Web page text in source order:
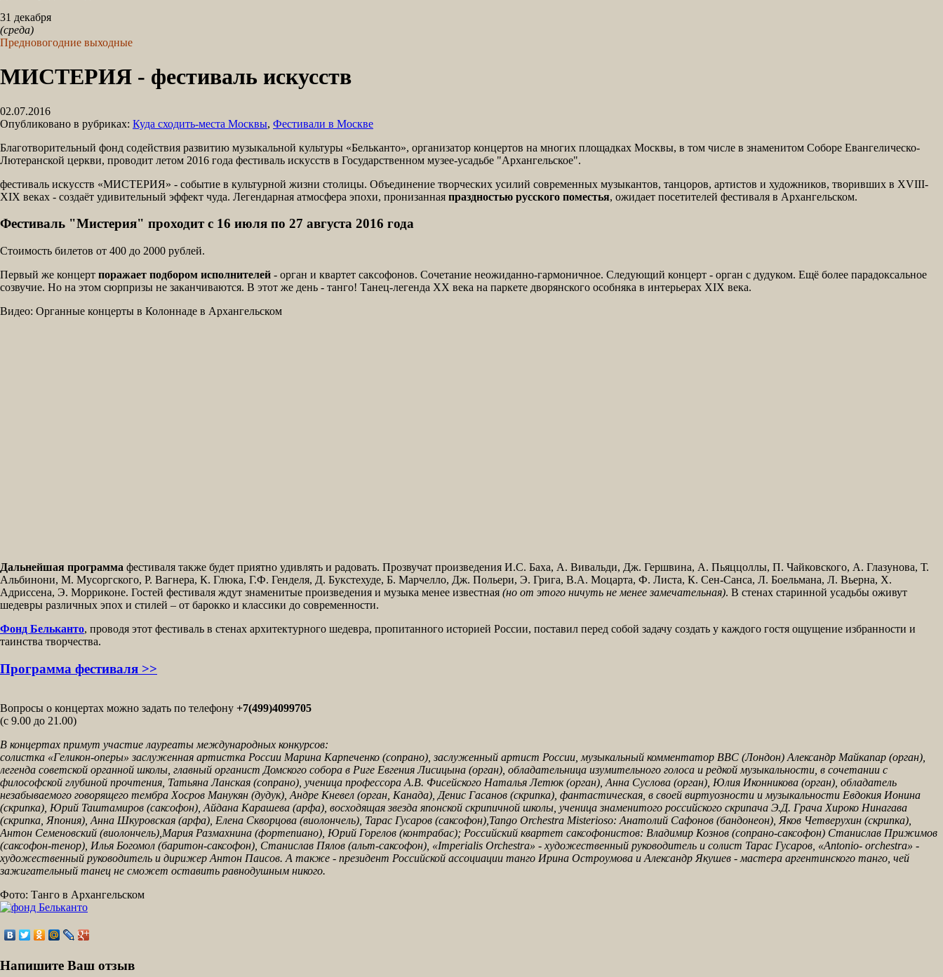
31 декабря
(среда)
Предновогодние выходные
МИСТЕРИЯ - фестиваль искусств
02.07.2016
Опубликовано в рубриках: Куда сходить-места Москвы, Фестивали в Москве
Благотворительный фонд содействия развитию музыкальной культуры «Бельканто», организатор концертов на многих площадках Москвы, в том числе в знаменитом Соборе Евангелическо-
Лютеранской церкви, проводит летом 2016 года фестиваль искусств в Государственном музее-усадьбе "Архангельское".
фестиваль искусств «МИСТЕРИЯ» - событие в культурной жизни столицы. Объединение творческих усилий современных музыкантов, танцоров, артистов и художников, творивших в XVIII-
XIX веках - создаёт удивительный эффект чуда. Легендарная атмосфера эпохи, пронизанная праздностью русского поместья, ожидает посетителей фестиваля в Архангельском.
Фестиваль "Мистерия" проходит с 16 июля по 27 августа 2016 года
Стоимость билетов от 400 до 2000 рублей.
Первый же концерт поражает подбором исполнителей - орган и квартет саксофонов. Сочетание неожиданно-гармоничное. Следующий концерт - орган с дудуком. Ещё более парадоксальное
созвучие. Но на этом сюрпризы не заканчиваются. В этот же день - танго! Танец-легенда XX века на паркете дворянского особняка в интерьерах XIX века.
Видео: Органные концерты в Колоннаде в Архангельском
Дальнейшая программа фестиваля также будет приятно удивлять и радовать. Прозвучат произведения И.С. Баха, А. Вивальди, Дж. Гершвина, А. Пьяццоллы, П. Чайковского, А. Глазунова, Т.
Альбинони, М. Мусоргского, Р. Вагнера, К. Глюка, Г.Ф. Генделя, Д. Букстехуде, Б. Марчелло, Дж. Польери, Э. Грига, В.А. Моцарта, Ф. Листа, К. Сен-Санса, Л. Боельмана, Л. Вьерна, Х.
Адриссена, Э. Морриконе. Гостей фестиваля ждут знаменитые произведения и музыка менее известная (но от этого ничуть не менее замечательная). В стенах старинной усадьбы оживут
шедевры различных эпох и стилей – от барокко и классики до современности.
Фонд Бельканто, проводя этот фестиваль в стенах архитектурного шедевра, пропитанного историей России, поставил перед собой задачу создать у каждого гостя ощущение избранности и
таинства творчества.
Программа фестиваля >>
Вопросы о концертах можно задать по телефону +7(499)4099705
(с 9.00 до 21.00)
В концертах примут участие лауреаты международных конкурсов:
солистка «Геликон-оперы» заслуженная артистка России Марина Карпеченко (сопрано), заслуженный артист России, музыкальный комментатор BBC (Лондон) Александр Майкапар (орган),
легенда советской органной школы, главный органист Домского собора в Риге Евгения Лисицына (орган), обладательница изумительного голоса и редкой музыкальности, в сочетании с
философской глубиной прочтения, Татьяна Ланская (сопрано), ученица профессора А.В. Фисейского Наталья Летюк (орган), Анна Суслова (орган), Юлия Иконникова (орган), обладатель
незабываемого говорящего тембра Хосров Манукян (дудук), Андре Кневел (орган, Канада), Денис Гасанов (скрипка), фантастическая, в своей виртуозности и музыкальности Евдокия Ионина
(скрипка), Юрий Таштамиров (саксофон), Айдана Карашева (арфа), восходящая звезда японской скрипичной школы, ученица знаменитого российского скрипача Э.Д. Грача Хироко Нинагава
(скрипка, Япония), Анна Шкуровская (арфа), Елена Скворцова (виолончель), Тарас Гусаров (саксофон),Tango Orchestra Misterioso: Анатолий Сафонов (бандонеон), Яков Четверухин (скрипка),
Антон Семеновский (виолончель),Мария Размахнина (фортепиано), Юрий Горелов (контрабас); Российский квартет саксофонистов: Владимир Кознов (сопрано-саксофон) Станислав Прижимов
(саксофон-тенор), Илья Богомол (баритон-саксофон), Станислав Пялов (альт-саксофон), «Imperialis Orchestra» - художественный руководитель и солист Тарас Гусаров, «Antonio- orсhestra» -
художественный руководитель и дирижер Антон Паисов. А также - президент Российской ассоциации танго Ирина Остроумова и Александр Якушев - мастера аргентинского танго, чей
зажигательный танец не сможет оставить равнодушным никого.
Фото: Танго в Архангельском
Напишите Ваш отзыв